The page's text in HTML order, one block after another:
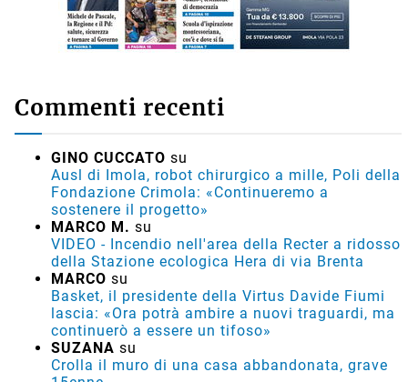
Commenti recenti
GINO CUCCATO su
Ausl di Imola, robot chirurgico a mille, Poli della
Fondazione Crimola: «Continueremo a
sostenere il progetto»
MARCO M. su
VIDEO - Incendio nell'area della Recter a ridosso
della Stazione ecologica Hera di via Brenta
MARCO su
Basket, il presidente della Virtus Davide Fiumi
lascia: «Ora potrà ambire a nuovi traguardi, ma
continuerò a essere un tifoso»
SUZANA su
Crolla il muro di una casa abbandonata, grave